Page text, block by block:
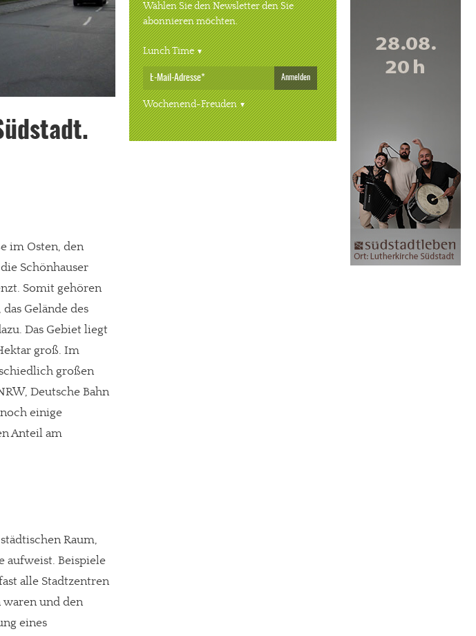
im Osten, den
Schönhauser
Somit gehören
Gelände des
Das Gebiet liegt
groß. Im
großen
Deutsche Bahn
einige
Anteil am
Raum,
aufweist. Beispiele
alle Stadtzentren
und den
eines
Wählen Sie den Newsletter den Sie
abonnieren möchten.
Lunch Time
Anmelden
Wochenend-Freuden